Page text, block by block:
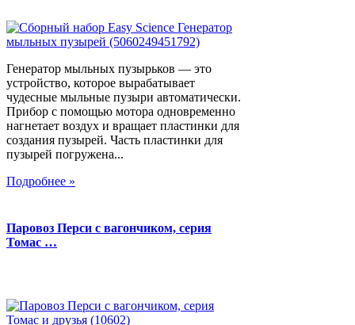
Генератор мыльных пузырьков — это
устройство, которое вырабатывает
чудесные мыльные пузыри автоматически.
Прибор с помощью мотора одновременно
нагнетает воздух и вращает пластинки для
создания пузырей. Часть пластинки для
пузырей погружена...
Подробнее »
Паровоз Перси с вагончиком, серия
Томас …